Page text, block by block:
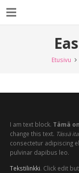
Etusivu
I am text block. Tämä
change this text. Tässä
consectetur adipiscing
pulvinar dapibus leo.
Tekstilinkki. Click edit